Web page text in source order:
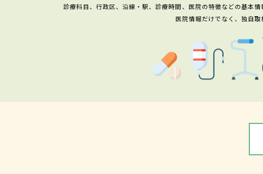
診療科目、行政区、沿線・駅、診療時間、医院の特徴などの基本
医院情報だけでなく、独自